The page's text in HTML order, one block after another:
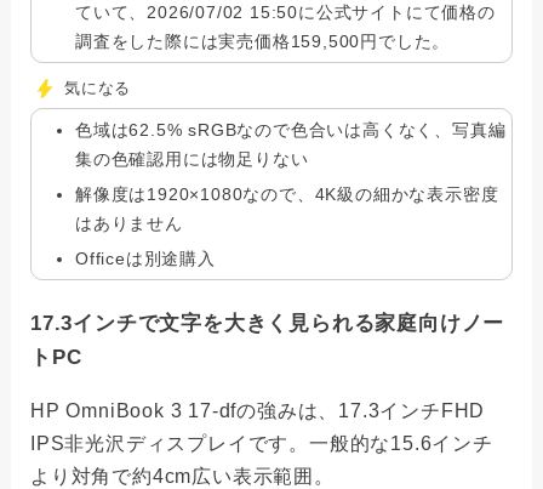
ていて、2026/07/02 15:50に公式サイトにて価格の
調査をした際には実売価格159,500円でした。
気になる
色域は62.5% sRGBなので色合いは高くなく、写真編
集の色確認用には物足りない
解像度は1920×1080なので、4K級の細かな表示密度
はありません
Officeは別途購入
17.3インチで文字を大きく見られる家庭向けノー
トPC
HP OmniBook 3 17-dfの強みは、17.3インチFHD
IPS非光沢ディスプレイです。一般的な15.6インチ
より対角で約4cm広い表示範囲。